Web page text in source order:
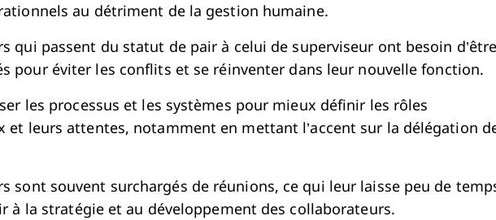
au détriment de la gestion humaine.
qui passent du statut de pair à celui de superviseur ont besoin d’être
pour éviter les conflits et se réinventer dans leur nouvelle fonction.
les processus et les systèmes pour mieux définir les rôles
et leurs attentes, notamment en mettant l’accent sur la délégation
sont souvent surchargés de réunions, ce qui leur laisse peu de
à la stratégie et au développement des collaborateurs.